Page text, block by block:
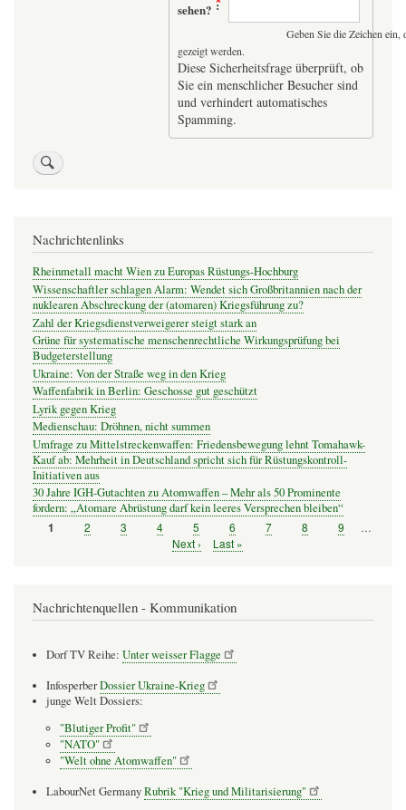
sehen?
Geben Sie die Zeichen
gezeigt werden.
Diese Sicherheitsfrage überprüft, ob
Sie ein menschlicher Besucher sind
und verhindert automatisches
Spamming.
Nachrichtenlinks
Rheinmetall macht Wien zu Europas Rüstungs-Hochburg
Wissenschaftler schlagen Alarm: Wendet sich Großbritannien nach der
nuklearen Abschreckung der (atomaren) Kriegsführung zu?
Zahl der Kriegsdienstverweigerer steigt stark an
Grüne für systematische menschenrechtliche Wirkungsprüfung bei
Budgeterstellung
Ukraine: Von der Straße weg in den Krieg
Waffenfabrik in Berlin: Geschosse gut geschützt
Lyrik gegen Krieg
Medienschau: Dröhnen, nicht summen
Umfrage zu Mittelstreckenwaffen: Friedensbewegung lehnt Tomahawk-
Kauf ab: Mehrheit in Deutschland spricht sich für Rüstungskontroll-
Initiativen aus
30 Jahre IGH-Gutachten zu Atomwaffen – Mehr als 50 Prominente
fordern: „Atomare Abrüstung darf kein leeres Versprechen bleiben“
Seitennummerierung
Seite
1 Seite
2 Seite
3 Seite
4 Seite
5 Seite
6 Seite
7 Seite
8 Seite
9
…
Nächste
Next ›
Letzte
Last »
Nachrichtenquellen - Kommunikation
Dorf TV Reihe: Unter weisser Flagge
InfosperberDossier Ukraine-Krieg
junge Welt Dossiers:
"Blutiger Profit"
"NATO"
"Welt ohne Atomwaffen"
LabourNet GermanyRubrik "Krieg und Militarisierung"